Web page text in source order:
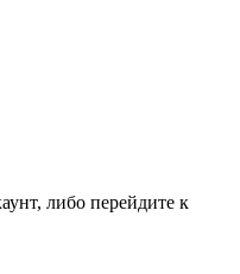
либо перейдите к